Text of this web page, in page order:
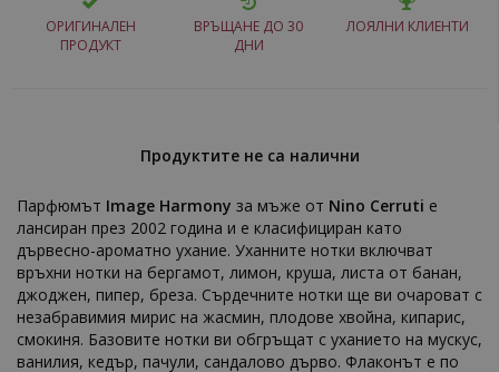
ОРИГИНАЛЕН
ПРОДУКТ
ВРЪЩАНЕ ДО 30
ДНИ
ЛОЯЛНИ КЛИЕНТИ
Продуктите не са налични
Парфюмът Image Harmony за мъже от Nino Cerruti е
лансиран през 2002 година и е класифициран като
дървесно-ароматно ухание. Уханните нотки включват
връхни нотки на бергамот, лимон, круша, листа от банан,
джоджен, пипер, бреза. Сърдечните нотки ще ви очароват с
незабравимия мирис на жасмин, плодове хвойна, кипарис,
смокиня. Базовите нотки ви обгръщат с уханието на мускус,
ванилия, кедър, пачули, сандалово дърво. Флаконът е по